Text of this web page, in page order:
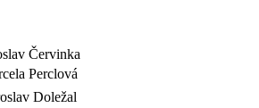
Červinka
Perclová
Doležal